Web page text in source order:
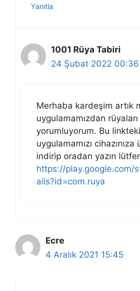
Yanıtla
1001 Rüya Tabiri
24 Şubat 2022 00:36
Merhaba kardeşim artık
uygulamamızdan
yorumluyorum. Bu linkteki
uygulamamızı
indirip oradan yazın
https://play.google.com/
ails?id=com.ruya
Ecre
4 Aralık 2021 15:45